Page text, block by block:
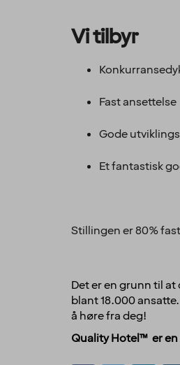
Vi tilbyr
Fast ansettelse
Gode
Et fantastisk
Stillingen er 80%
Det er en grunn til
blant 18.000
å høre fra deg!
Quality Hotel™ er en